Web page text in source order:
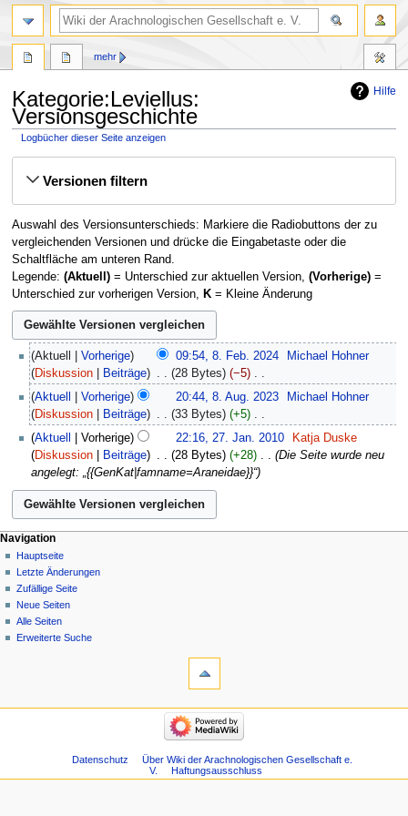
Hilfe
Kategorie:Leviellus:
Versionsgeschichte
Logbücher dieser Seite anzeigen
Navigation
SucheVersionen filtern
Auswahl des Versionsunterschieds: Markiere die Radiobuttons der zu
vergleichenden Versionen und drücke die Eingabetaste oder die
Schaltfläche am unteren Rand.
Legende: (Aktuell)= Unterschied zur aktuellen Version, (Vorherige)=
Unterschied zur vorherigen Version, K= Kleine Änderung
Februar
2024
Aktuell Vorherige 09:54, 8. Feb. 2024
Michael Hohner
Diskussion
Beiträge 28 Bytes −5 ‎
K
e
i
n
e
B
e
a
b
e
i
August
2023
Aktuell Vorherige 20:44, 8. Aug. 2023
Michael Hohner
Diskussion
Beiträge 33 Bytes +5 ‎
K
e
e
B
e
a
r
b
e
i
t
s
a
27.
Januar
2010
Aktuell Vorherige 22:16, 27. Jan. 2010
Katja Duske
Diskussion
Beiträge 28 Bytes +28 ‎
Die Seite wurde neu
angelegt: „{{GenKat|famname=Araneidae}}“
mehr
Navigation
Hauptseite
Letzte Änderungen
Zufällige Seite
Neue Seiten
Alle Seiten
Erweiterte Suche
Datenschutz
Über Wiki der Arachnologischen Gesellschaft e.
V.
Haftungsausschluss